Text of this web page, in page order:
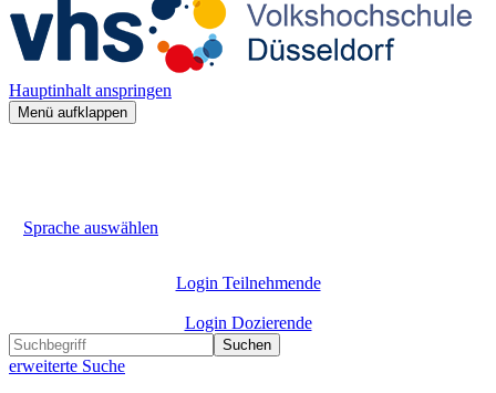
Hauptinhalt anspringen
Menü aufklappen
Sprache auswählen
Login Teilnehmende
Login Dozierende
Suchen
erweiterte Suche